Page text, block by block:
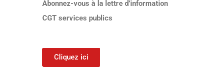
Abonnez-vous à la lettre d’information
CGT services publics
Cliquez ici